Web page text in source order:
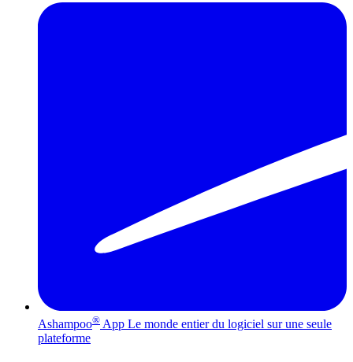
Ashampoo® App Le monde entier du logiciel sur une seule
plateforme